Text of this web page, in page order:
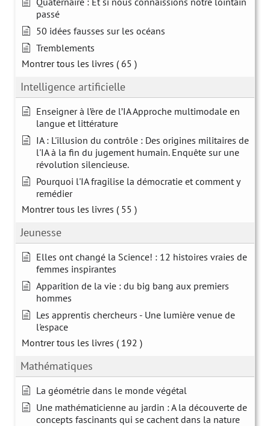
passé
50 idées fausses sur les océans
Tremblements
Montrer tous les livres ( 65 )
Intelligence artificielle
Enseigner à l’ère de l’IA Approche multimodale en
langue et littérature
IA : L'illusion du contrôle : Des origines militaires de
l'IA à la fin du jugement humain. Enquête sur une
révolution silencieuse.
Pourquoi l'IA fragilise la démocratie et comment y
remédier
Montrer tous les livres ( 55 )
Jeunesse
Elles ont changé la Science! : 12 histoires vraies de
femmes inspirantes
Apparition de la vie : du big bang aux premiers
hommes
Les apprentis chercheurs - Une lumière venue de
l'espace
Montrer tous les livres ( 192 )
Mathématiques
La géométrie dans le monde végétal
Une mathématicienne au jardin : A la découverte de
concepts fascinants qui se cachent dans la nature